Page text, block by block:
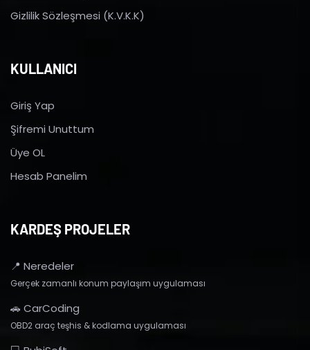
Gizlilik Sözleşmesi (K.V.K.K)
KULLANICI
Giriş Yap
Şifremi Unuttum
Üye OL
Hesab Panelim
KARDEŞ PROJELER
📍 Neredeler
Gerçek zamanlı konum paylaşım uygulaması
🚗 CarCoding
OBD2 araç teşhis & kodlama uygulaması